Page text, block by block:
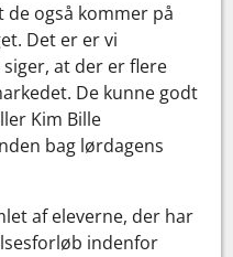
de også kommer på
Det er er vi
at der er flere
De kunne godt
Kim Bille
bag lørdagens
af eleverne, der har
indenfor